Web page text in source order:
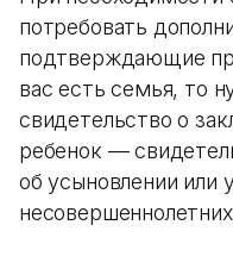
потребовать
подтверждающие
вас есть семья, то
свидетельство о
ребенок —
об усыновлении или